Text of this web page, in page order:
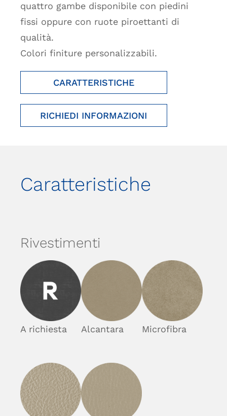
quattro gambe disponibile con piedini
fissi oppure con ruote piroettanti di
qualità.
Colori finiture personalizzabili.
CARATTERISTICHE
RICHIEDI INFORMAZIONI
Caratteristiche
Rivestimenti
A richiesta Alcantara Microfibra